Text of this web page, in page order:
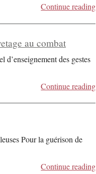
Continue reading
au combat
d’enseignement des gestes
Continue reading
Pour la guérison de
Continue reading